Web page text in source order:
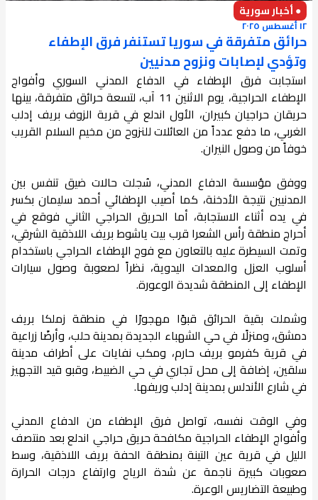
● أخبار سورية
١٢ أغسطس ٢٠٢٥
حرائق متفرقة في سوريا تستنفر فرق الإطفاء
وتؤدي لإصابات ونزوح مدنيين
استجابت فرق الإطفاء في الدفاع المدني السوري وأفواج
الإطفاء الحراجية، يوم الاثنين 11 آب، لتسعة حرائق متفرقة، بينها
حريقان حراجيان كبيران، الأول اندلع في قرية الزوف بريف إدلب
الغربي، ما دفع عدداً من العائلات للنزوح من مخيم السلام القريب
خوفاً من وصول النيران.
ووفق مؤسسة الدفاع المدني، سُجلت حالات ضيق تنفس بين
المدنيين نتيجة الأدخنة، كما أصيب الإطفائي أحمد سليمان بكسر
في يده أثناء الاستجابة، أما الحريق الحراجي الثاني فوقع في
أحراج منطقة رأس الشعرا قرب بيت ياشوط بريف اللاذقية الشرقي،
وتمت السيطرة عليه بالتعاون مع فوج الإطفاء الحراجي باستخدام
أسلوب العزل والمعدات اليدوية، نظراً لصعوبة وصول سيارات
الإطفاء إلى المنطقة شديدة الوعورة.
وشملت بقية الحرائق قبوًا مهجورًا في منطقة زملكا بريف
دمشق، ومنزلًا في حي الشهباء الجديدة بمدينة حلب، وأرضًا زراعية
في قرية كفرمو بريف حارم، ومكب نفايات على أطراف مدينة
سلقين، إضافة إلى محل تجاري في حي الضبيط، وقبو قيد التجهيز
في شارع الأندلس بمدينة إدلب وريفها.
وفي الوقت نفسه، تواصل فرق الإطفاء من الدفاع المدني
وأفواج الإطفاء الحراجية مكافحة حريق حراجي اندلع بعد منتصف
الليل في قرية عين التينة بمنطقة الحفة بريف اللاذقية، وسط
صعوبات كبيرة ناجمة عن شدة الرياح وارتفاع درجات الحرارة
وطبيعة التضاريس الوعرة.